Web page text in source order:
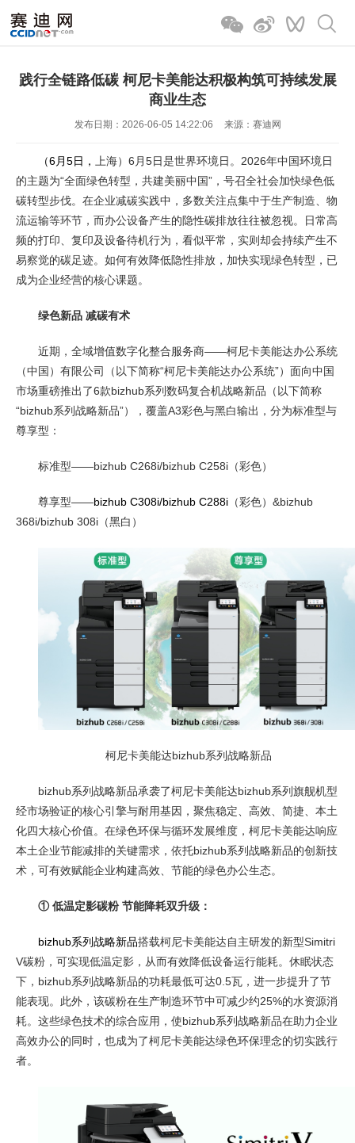
践行全链路低碳 柯尼卡美能达积极构筑可持续发展
商业生态
发布日期：2026-06-05 14:22:06 来源：赛迪网
（6月5日，
上海）6月5日是世界环境日。2026年中国环境日
的主题为“全面绿色转型，共建美丽中国”，号召全社会加快绿色低
碳转型步伐。在企业减碳实践中，多数关注点集中于生产制造、物
流运输等环节，而办公设备产生的隐性碳排放往往被忽视。日常高
频的打印、复印及设备待机行为，看似平常，实则却会持续产生不
易察觉的碳足迹。如何有效降低隐性排放，加快实现绿色转型，已
成为企业经营的核心课题。
绿色新品 减碳有术
近期，全域增值数字化整合服务商——柯尼卡美能达办公系统
（中国）有限公司（以下简称“柯尼卡美能达办公系统”）面向中国
市场重磅推出了6款bizhub系列数码复合机战略新品（以下简称
“bizhub系列战略新品”），覆盖A3彩色与黑白输出，分为标准型与
尊享型：
标准型——bizhub C268i/bizhub C258i（彩色）
尊享型——bizhub C308i/bizhub C288i （彩色）&bizhub
368i/bizhub 308i（黑白）
柯尼卡美能达bizhub系列战略新品
bizhub系列战略新品承袭了柯尼卡美能达bizhub系列旗舰机型
经市场验证的核心引擎与耐用基因，聚焦稳定、高效、简捷、本土
化四大核心价值。在绿色环保与循环发展维度，柯尼卡美能达响应
本土企业节能减排的关键需求，依托bizhub系列战略新品的创新技
术，可有效赋能企业构建高效、节能的绿色办公生态。
① 低温定影碳粉 节能降耗双升级：
bizhub系列战略新品搭载柯尼卡美能达自主研发的新型Simitri
V碳粉，可实现低温定影，从而有效降低设备运行能耗。休眠状态
下，bizhub系列战略新品的功耗最低可达0.5瓦，进一步提升了节
能表现。此外，该碳粉在生产制造环节中可减少约25%的水资源消
耗。这些绿色技术的综合应用，使bizhub系列战略新品在助力企业
高效办公的同时，也成为了柯尼卡美能达绿色环保理念的切实践行
者。